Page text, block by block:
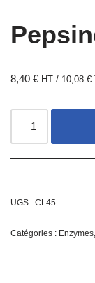
8,40 € HT / 10,08 €
UGS : CL45
Catégories : Enzymes